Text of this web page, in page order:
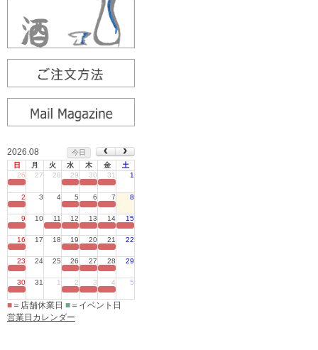
2026.08
今日
日
月 火 水 木 金
土
26
27 28 29 30 31 1
2 3 4 5 6 7 8
9 10 11 12 13 14 15
16 17 18 19 20 21 22
23 24 25 26 27 28 29
30 31 1 2 3 4 5
■ ＝店舗休業日 ■ ＝イベント日
営業日カレンダー